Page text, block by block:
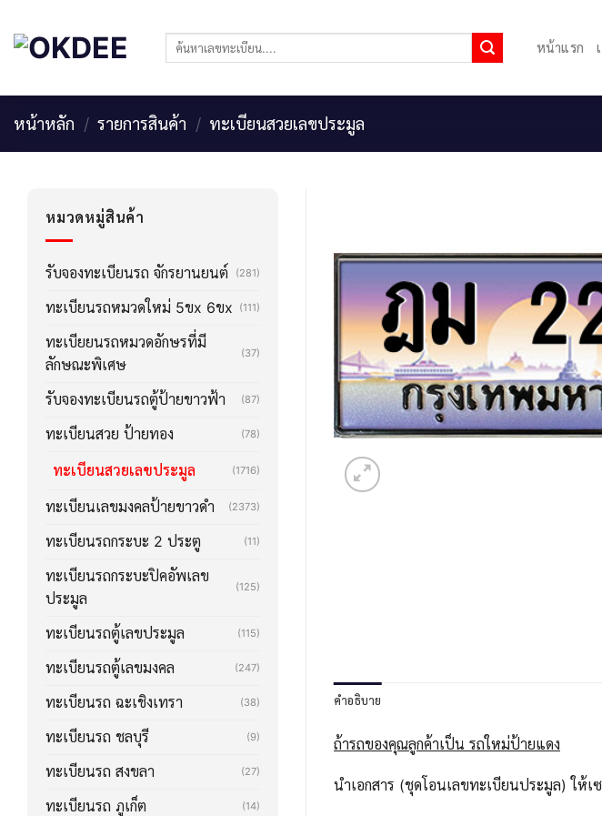
content
ค้นหา: หน้าแรก
หน้าหลัก / รายการสินค้า / ทะเบียนสวยเลขประมูล
หมวดหมู่สินค้า
รับจองทะเบียนรถ จักรยานยนต์ (281)
ทะเบียนรถหมวดใหม่ 5ขx 6ขx (111)
ทะเบียยนรถหมวดอักษรที่มี
ลักษณะพิเศษ
(37)
รับจองทะเบียนรถตู้ป้ายขาวฟ้า (87)
ทะเบียนสวย ป้ายทอง (78)
ทะเบียนสวยเลขประมูล (1716)
ทะเบียนเลขมงคลป้ายขาวดำ (2373)
ทะเบียนรถกระบะ 2 ประตู (11)
ทะเบียนรถกระบะปิคอัพเลข
ประมูล
(125)
ทะเบียนรถตู้เลขประมูล (115)
ทะเบียนรถตู้เลขมงคล (247)
ทะเบียนรถ ฉะเชิงเทรา (38)
ทะเบียนรถ ชลบุรี (9)
ทะเบียนรถ สงขลา (27)
ทะเบียนรถ ภูเก็ต (14)
คำอธิบาย
ถ้ารถของคุณลูกค้าเป็น รถใหม่ป้ายแดง
นำเอกสาร (ชุดโอนเลขทะเบียนประมูล) ให้